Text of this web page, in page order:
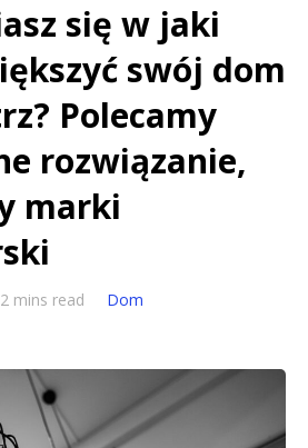
się w jaki
swój dom
Polecamy
rozwiązanie,
marki
2 mins read Dom